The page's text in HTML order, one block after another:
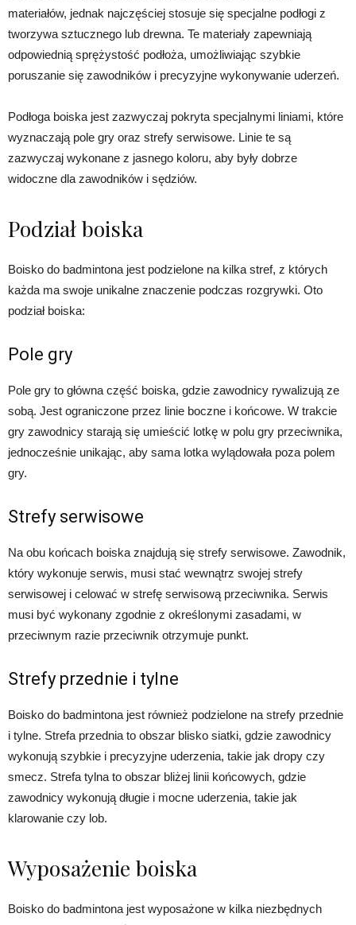
materiałów, jednak najczęściej stosuje się specjalne podłogi z
tworzywa sztucznego lub drewna. Te materiały zapewniają
odpowiednią sprężystość podłoża, umożliwiając szybkie
poruszanie się zawodników i precyzyjne wykonywanie uderzeń.
Podłoga boiska jest zazwyczaj pokryta specjalnymi liniami, które
wyznaczają pole gry oraz strefy serwisowe. Linie te są
zazwyczaj wykonane z jasnego koloru, aby były dobrze
widoczne dla zawodników i sędziów.
Podział boiska
Boisko do badmintona jest podzielone na kilka stref, z których
każda ma swoje unikalne znaczenie podczas rozgrywki. Oto
podział boiska:
Pole gry
Pole gry to główna część boiska, gdzie zawodnicy rywalizują ze
sobą. Jest ograniczone przez linie boczne i końcowe. W trakcie
gry zawodnicy starają się umieścić lotkę w polu gry przeciwnika,
jednocześnie unikając, aby sama lotka wylądowała poza polem
gry.
Strefy serwisowe
Na obu końcach boiska znajdują się strefy serwisowe. Zawodnik,
który wykonuje serwis, musi stać wewnątrz swojej strefy
serwisowej i celować w strefę serwisową przeciwnika. Serwis
musi być wykonany zgodnie z określonymi zasadami, w
przeciwnym razie przeciwnik otrzymuje punkt.
Strefy przednie i tylne
Boisko do badmintona jest również podzielone na strefy przednie
i tylne. Strefa przednia to obszar blisko siatki, gdzie zawodnicy
wykonują szybkie i precyzyjne uderzenia, takie jak dropy czy
smecz. Strefa tylna to obszar bliżej linii końcowych, gdzie
zawodnicy wykonują długie i mocne uderzenia, takie jak
klarowanie czy lob.
Wyposażenie boiska
Boisko do badmintona jest wyposażone w kilka niezbędnych